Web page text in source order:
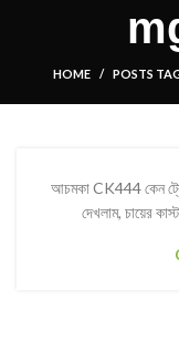
HOME POSTS
আচমকা CK444 কেন
দেখলাম, চায়ের